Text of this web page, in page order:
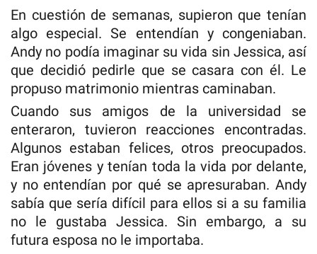
En cuestión de semanas, supieron que tenían
algo especial. Se entendían y congeniaban.
Andy no podía imaginar su vida sin Jessica, así
que decidió pedirle que se casara con él. Le
propuso matrimonio mientras caminaban.
Cuando sus amigos de la universidad se
enteraron, tuvieron reacciones encontradas.
Algunos estaban felices, otros preocupados.
Eran jóvenes y tenían toda la vida por delante,
y no entendían por qué se apresuraban. Andy
sabía que sería difícil para ellos si a su familia
no le gustaba Jessica. Sin embargo, a su
futura esposa no le importaba.